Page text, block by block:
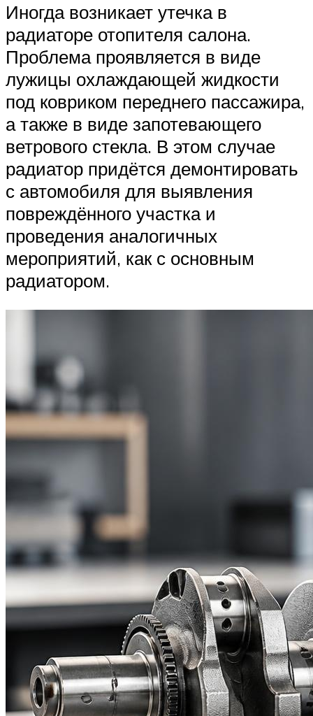
Иногда возникает утечка в
радиаторе отопителя салона.
Проблема проявляется в виде
лужицы охлаждающей жидкости
под ковриком переднего пассажира,
а также в виде запотевающего
ветрового стекла. В этом случае
радиатор придётся демонтировать
с автомобиля для выявления
повреждённого участка и
проведения аналогичных
мероприятий, как с основным
радиатором.